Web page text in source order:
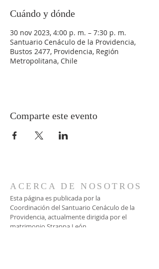
Cuándo y dónde
30 nov 2023, 4:00 p. m. – 7:30 p. m.
Santuario Cenáculo de la Providencia,
Bustos 2477, Providencia, Región
Metropolitana, Chile
Comparte este evento
ACERCA DE NOSOTROS
Esta página es publicada por la
Coordinación del Santuario Cenáculo de la
Providencia, actualmente dirigida por el
matrimonio Strappa León.